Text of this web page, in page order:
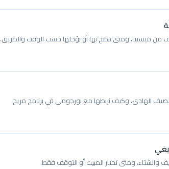
ميستيا، ومتى ننصح بها أو نؤجلها حسب الوقت والطريق.
الصيف الهادئ، وكيف نربطها مع بورجومي في برنامج مريح.
والشتاء، ومتى تختار المبيت أو التوقف فقط.